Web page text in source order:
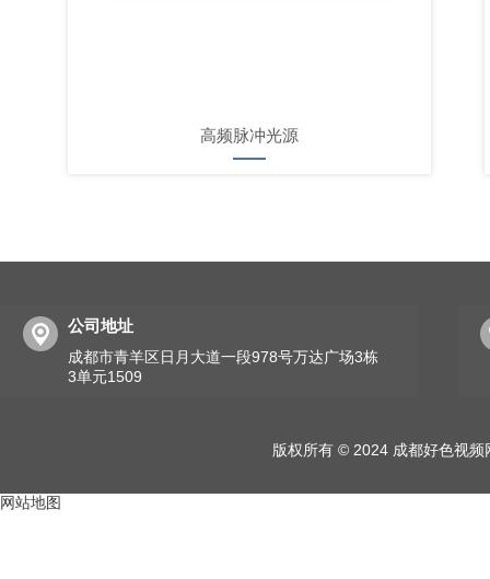
高频脉冲光源
公司地址
成都市青羊区日月大道一段978号万达广场3栋
3单元1509
版权所有 © 2024 成都好色视
网站地图